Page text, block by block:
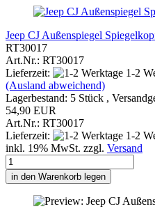
Jeep CJ Außenspiegel
RT30017
Art.Nr.: RT30017
Lieferzeit:
1-2
(Ausland abweichend)
Lagerbestand: 5 Stück ,
54,90 EUR
Art.Nr.: RT30017
Lieferzeit:
1-2
inkl. 19% MwSt. zzgl. Versand
in den Warenkorb legen